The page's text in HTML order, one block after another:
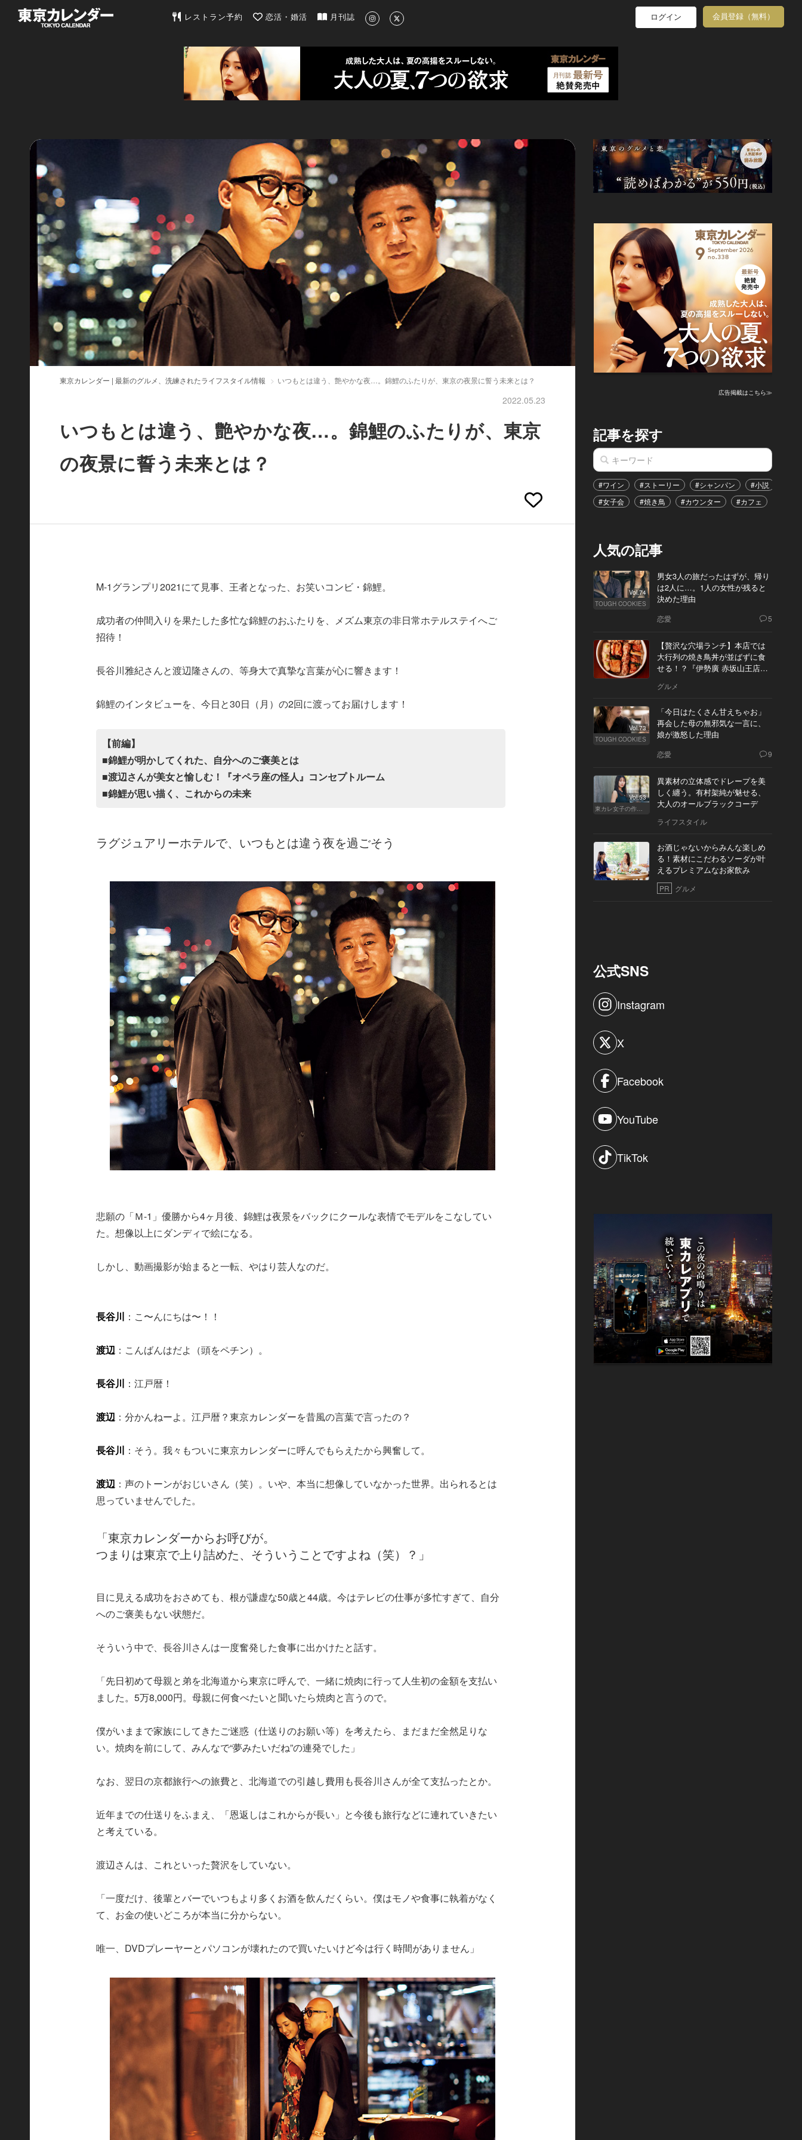
東京カレンダー | 最新のグルメ、洗練されたライフスタイル情報
レストラン予約 恋活・婚活 月刊誌 ログイン 会員登録（無料）
東京カレンダー | 最新のグルメ、洗練されたライフスタイル情報 いつもとは違う、艶やかな夜…。錦鯉のふたりが、東京の夜景に誓う未来とは？
2022.05.23
いつもとは違う、艶やかな夜…。錦鯉のふたりが、東京
の夜景に誓う未来とは？
M-1グランプリ2021にて見事、王者となった、お笑いコンビ・錦鯉。
成功者の仲間入りを果たした多忙な錦鯉のおふたりを、メズム東京の非日常ホテルステイへご
招待！
長谷川雅紀さんと渡辺隆さんの、等身大で真摯な言葉が心に響きます！
錦鯉のインタビューを、今日と30日（月）の2回に渡ってお届けします！
【前編】
■錦鯉が明かしてくれた、自分へのご褒美とは
■渡辺さんが美女と愉しむ！『オペラ座の怪人』コンセプトルーム
■錦鯉が思い描く、これからの未来
ラグジュアリーホテルで、いつもとは違う夜を過ごそう
悲願の「Ｍ-1」優勝から4ヶ月後、錦鯉は夜景をバックにクールな表情でモデルをこなしてい
た。想像以上にダンディで絵になる。
しかし、動画撮影が始まると一転、やはり芸人なのだ。
長谷川 ：こ〜んにちは〜！！
渡辺 ：こんばんはだよ（頭をペチン）。
長谷川 ：江戸暦！
渡辺 ：分かんねーよ。江戸暦？東京カレンダーを昔風の言葉で言ったの？
長谷川 ：そう。我々もついに東京カレンダーに呼んでもらえたから興奮して。
渡辺 ：声のトーンがおじいさん（笑）。いや、本当に想像していなかった世界。出られるとは
思っていませんでした。
「東京カレンダーからお呼びが。
つまりは東京で上り詰めた、そういうことですよね（笑）？」
目に見える成功をおさめても、根が謙虚な50歳と44歳。今はテレビの仕事が多忙すぎて、自分
へのご褒美もない状態だ。
そういう中で、長谷川さんは一度奮発した食事に出かけたと話す。
「先日初めて母親と弟を北海道から東京に呼んで、一緒に焼肉に行って人生初の金額を支払い
ました。5万8,000円。母親に何食べたいと聞いたら焼肉と言うので。
僕がいままで家族にしてきたご迷惑（仕送りのお願い等）を考えたら、まだまだ全然足りな
い。焼肉を前にして、みんなで“夢みたいだね”の連発でした」
なお、翌日の京都旅行への旅費と、北海道での引越し費用も長谷川さんが全て支払ったとか。
近年までの仕送りをふまえ、「恩返しはこれからが長い」と今後も旅行などに連れていきたい
と考えている。
渡辺さんは、これといった贅沢をしていない。
「一度だけ、後輩とバーでいつもより多くお酒を飲んだくらい。僕はモノや食事に執着がなく
て、お金の使いどころが本当に分からない。
唯一、DVDプレーヤーとパソコンが壊れたので買いたいけど今は行く時間がありません」
広告掲載はこちら≫
記事を探す
#ワイン #ストーリー #シャンパン #小説
#女子会
#焼き鳥 #カウンター #カフェ
人気の記事
Vol.74
TOUGH COOKIES
男女3人の旅だったはずが、帰り
は2人に…。1人の女性が残ると
決めた理由
恋愛 5
【贅沢な穴場ランチ】本店では
大行列の焼き鳥丼が並ばずに食
せる！？『伊勢廣 赤坂山王店』
グルメ
Vol.73
TOUGH COOKIES
「今日はたくさん甘えちゃお」
再会した母の無邪気な一言に、
娘が激怒した理由
恋愛 9
Vol.53
東カレ女子の作り方
異素材の立体感でドレープを美
しく纏う。有村架純が魅せる、
大人のオールブラックコーデ
ライフスタイル
お酒じゃないからみんな楽しめ
る！素材にこだわるソーダが叶
えるプレミアムなお家飲み
PR グルメ
公式SNS
Instagram
X
Facebook
YouTube
TikTok